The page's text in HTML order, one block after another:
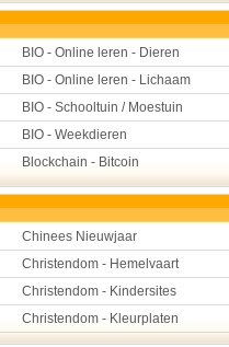
BIO - Online leren - Dieren
BIO - Online leren - Lichaam
BIO - Schooltuin / Moestuin
BIO - Weekdieren
Blockchain - Bitcoin
Chinees Nieuwjaar
Christendom - Hemelvaart
Christendom - Kindersites
Christendom - Kleurplaten